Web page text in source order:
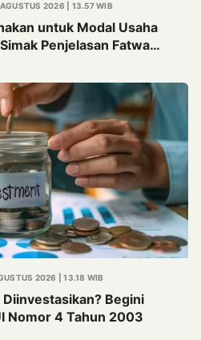
2026 | 13.57 WIB
untuk Modal Usaha
Penjelasan Fatwa
2026 | 13.18 WIB
Begini
Nomor 4 Tahun 2003